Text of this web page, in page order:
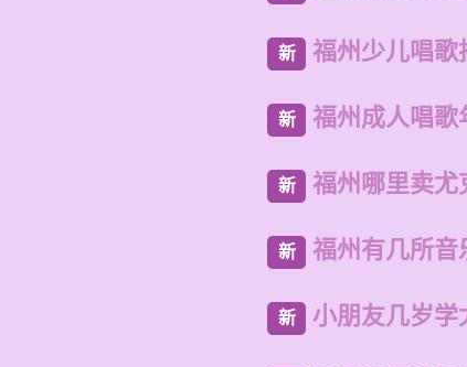
新 福州少儿唱歌
新 福州成人唱歌
新 福州哪里卖尤
新 福州有几所音
新 小朋友几岁学